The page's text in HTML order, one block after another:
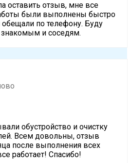
оставить отзыв, мне все
были выполнены быстро
обещали по телефону. Буду
и соседям.
обустройство и очистку
Всем довольны, отзыв
после выполнения всех
работает! Спасибо!